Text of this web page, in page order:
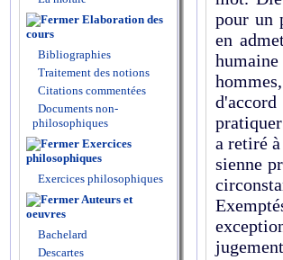
Elaboration des
cours
Bibliographies
Traitement des notions
Citations commentées
Documents non-
philosophiques
Exercices
philosophiques
Exercices philosophiques
Auteurs et
oeuvres
Bachelard
Descartes
pour un
en
a retiré
sienne